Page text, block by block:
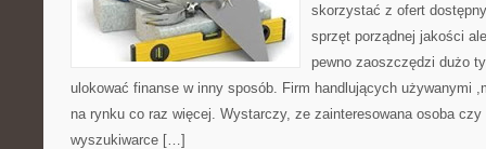
skorzystać z ofert
sprzęt porządnej jakości
pewno zaoszczędzi dużo
ulokować finanse w inny sposób. Firm handlujących używanymi
na rynku co raz więcej. Wystarczy, ze zainteresowana osoba
wyszukiwarce […]